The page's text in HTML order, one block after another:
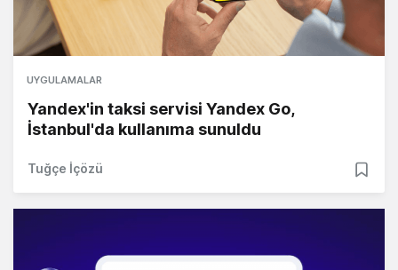
UYGULAMALAR
Yandex'in taksi servisi Yandex Go,
İstanbul'da kullanıma sunuldu
Tuğçe İçözü